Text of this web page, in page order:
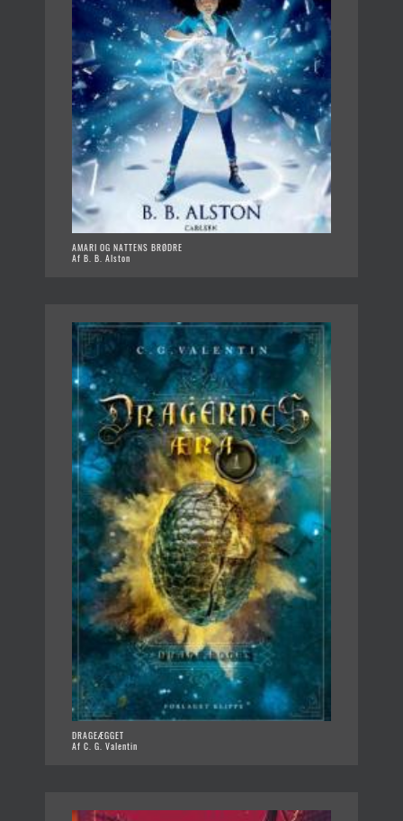
AMARI OG NATTENS BRØDRE
Af B. B. Alston
DRAGEÆGGET
Af C. G. Valentin